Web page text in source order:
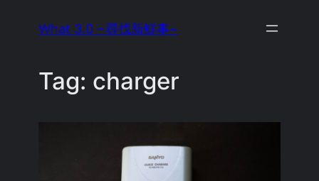
What 3.0 ~尋找新鮮事~
Tag: charger